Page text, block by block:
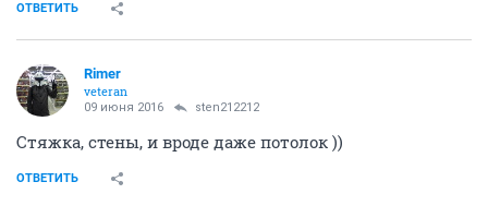
ОТВЕТИТЬ
Rimer
veteran
09 июня 2016 sten212212
Стяжка, стены, и вроде даже потолок ))
ОТВЕТИТЬ